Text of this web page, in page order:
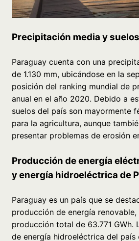
Precipitación media y
Paraguay cuenta con una
de 1.130 mm, ubicándose en la
posición del ranking mundial de
anual en el año 2020. Debido a
suelos del país son mayormente
para la agricultura, aunque
presentar problemas de erosión
Producción de energía
y energía hidroeléctrica de
Paraguay es un país que se
producción de energía renovable,
producción total de 63.771 GWh.
de energía hidroeléctrica del país